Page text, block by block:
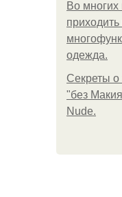
Во многих
одежда.
Секреты о
"без
Nude.